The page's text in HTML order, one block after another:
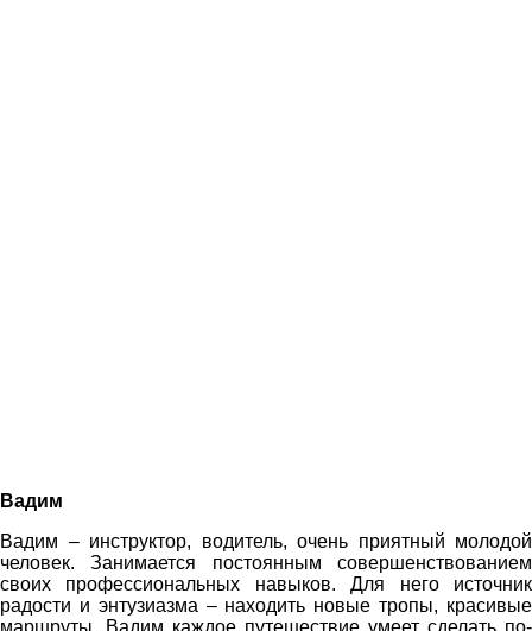
Вадим
Вадим – инструктор, водитель, очень приятный молодой
человек. Занимается постоянным совершенствованием
своих профессиональных навыков. Для него источник
радости и энтузиазма – находить новые тропы, красивые
маршруты. Вадим каждое путешествие умеет сделать по-